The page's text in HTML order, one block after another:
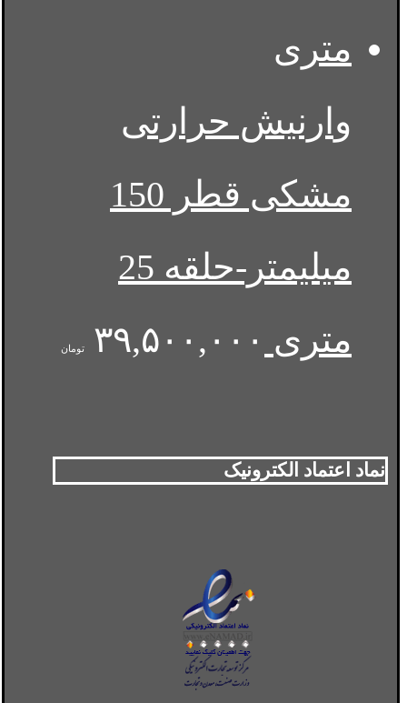
وارنیش حرارتی
مشکی قطر 150
میلیمتر-حلقه 25
متری ۳۹,۵۰۰,۰۰۰ تومان
نماد اعتماد الکترونیک